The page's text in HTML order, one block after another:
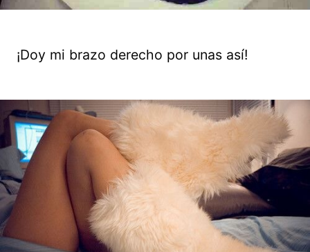
¡Doy mi brazo derecho por unas así!